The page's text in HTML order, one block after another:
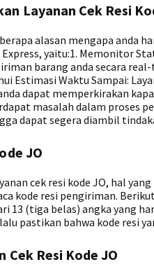
Layanan Cek Resi
alasan mengapa anda
yaitu:1. Memonitor
barang anda secara
Estimasi Waktu Sampai:
dapat memperkirakan
masalah dalam proses
dapat segera diambil
JO
cek resi kode JO, hal
kode resi pengiriman.
13 (tiga belas) angka yang
pastikan bahwa kode resi
Cek Resi Kode JO